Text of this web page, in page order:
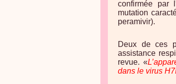
confirmée par
mutation
peramivir).
Deux de ces
assistance
revue. «
dans le virus